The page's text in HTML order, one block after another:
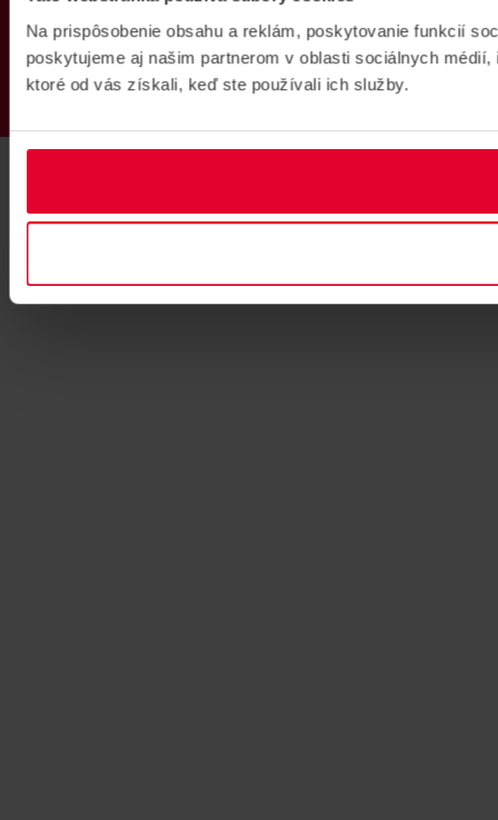
Na prispôsobenie obsahu a reklám, poskytovanie funkcií
poskytujeme aj našim partnerom v oblasti sociálnych
ktoré od vás získali, keď ste používali ich služby.
PRODUKTY